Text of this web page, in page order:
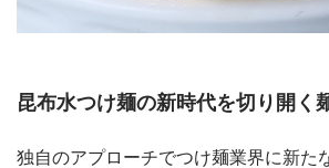
昆布水つけ麺の新時代を切り開く
独自のアプローチでつけ麺業界に新た